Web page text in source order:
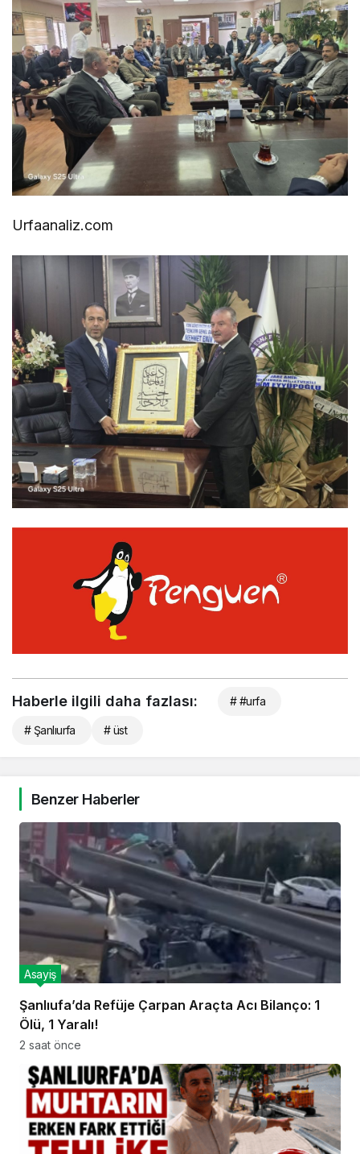
Urfaanaliz.com
Haberle ilgili daha fazlası: # #urfa
# Şanlıurfa # üst
Benzer Haberler
Şanlıufa’da Refüje Çarpan Araçta Acı Bilanço: 1
Ölü, 1 Yaralı!
Asayiş
2 saat önce